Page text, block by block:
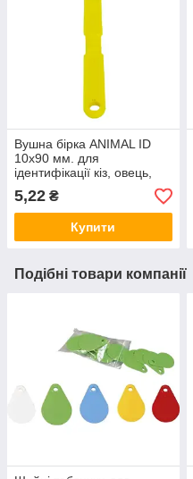
Вушна бірка ANIMAL ID
10х90 мм. для
ідентифікації кіз, овець,
собак, кроликів
5,22 ₴
Купити
Подібні товари компанії